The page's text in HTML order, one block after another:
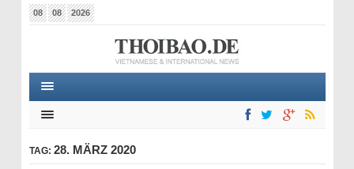
08 08 2026
TAG: 28. MÄRZ 2020